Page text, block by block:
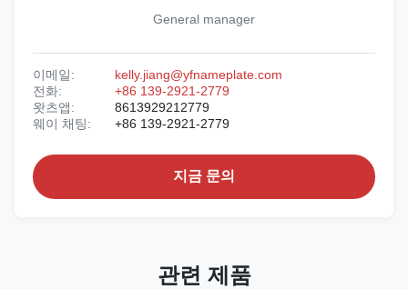
General manager
이메일:
kelly.jiang@yfnameplate.com
전화:
+86 139-2921-2779
왓츠앱:
8613929212779
웨이 채팅:
+86 139-2921-2779
지금 문의
관련 제품